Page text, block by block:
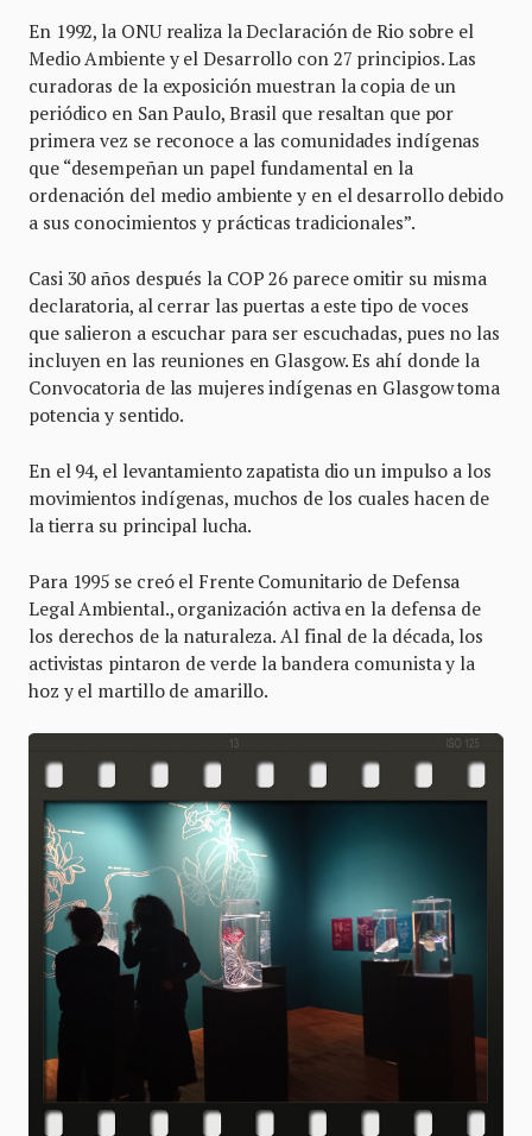
En 1992, la ONU realiza la Declaración de Rio sobre el
Medio Ambiente y el Desarrollo con 27 principios. Las
curadoras de la exposición muestran la copia de un
periódico en San Paulo, Brasil que resaltan que por
primera vez se reconoce a las comunidades indígenas
que “desempeñan un papel fundamental en la
ordenación del medio ambiente y en el desarrollo debido
a sus conocimientos y prácticas tradicionales”.
Casi 30 años después la COP 26 parece omitir su misma
declaratoria, al cerrar las puertas a este tipo de voces
que salieron a escuchar para ser escuchadas, pues no las
incluyen en las reuniones en Glasgow. Es ahí donde la
Convocatoria de las mujeres indígenas en Glasgow toma
potencia y sentido.
En el 94, el levantamiento zapatista dio un impulso a los
movimientos indígenas, muchos de los cuales hacen de
la tierra su principal lucha.
Para 1995 se creó el Frente Comunitario de Defensa
Legal Ambiental., organización activa en la defensa de
los derechos de la naturaleza. Al final de la década, los
activistas pintaron de verde la bandera comunista y la
hoz y el martillo de amarillo.